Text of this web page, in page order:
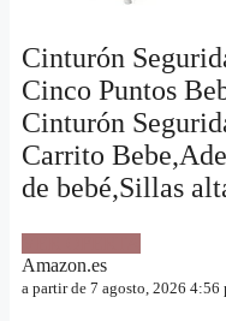
Cinturón
Cinco Puntos
Cinturón
Carrito
de bebé,Sillas
Amazon.es
a partir de 7 agosto, 2026 4:56